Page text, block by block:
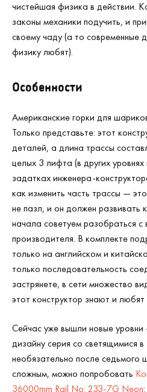
чистейшая физика в действии.
законы механики подучить, и
своему чаду (а то современные
физику любят).
Особенности
Американские горки для
Только представьте: этот
деталей, а длина трассы
целых 3 лифта (в других
задатках инженера-
как изменить часть трассы —
не пазл, и он должен развивать
начала советуем разобраться
производителя. В комплекте
только на английском и
только последовательность
застрянете, в сети множество
этот конструктор знают и
Сейчас уже вышли новые
дизайну серия со светящимися
необязательно после седьмого
сложным, можно попробовать
36000mm Rail No. 233-7G Neon